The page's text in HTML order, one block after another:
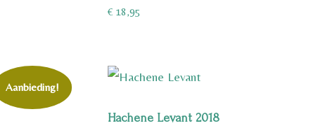
€18,95
Aanbieding!
Hachene Levant 2018